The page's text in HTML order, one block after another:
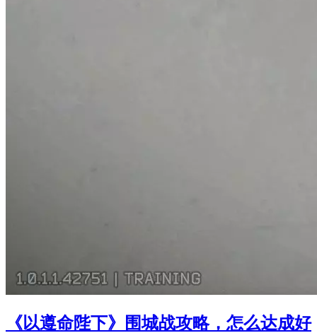
《以遵命陛下》围城战攻略，怎么达成好